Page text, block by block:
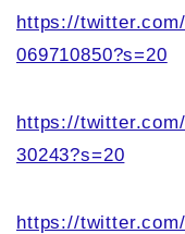
https://
069710850?s=20
https://
30243?s=20
https://